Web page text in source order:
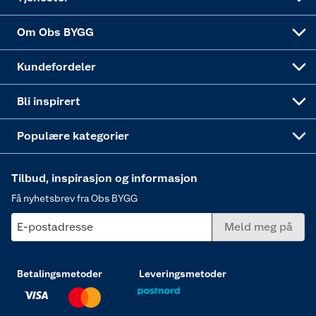
Om Obs BYGG
Kundefordeler
Bli inspirert
Populære kategorier
Tilbud, inspirasjon og informasjon
Få nyhetsbrev fra Obs BYGG
E-postadresse Meld meg på
Betalingsmetoder Leveringsmetoder